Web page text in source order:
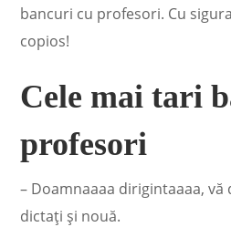
bancuri cu profesori. Cu
copios!
Cele mai tari
profesori
– Doamnaaaa dirigintaaaa, vă
dictați și nouă.